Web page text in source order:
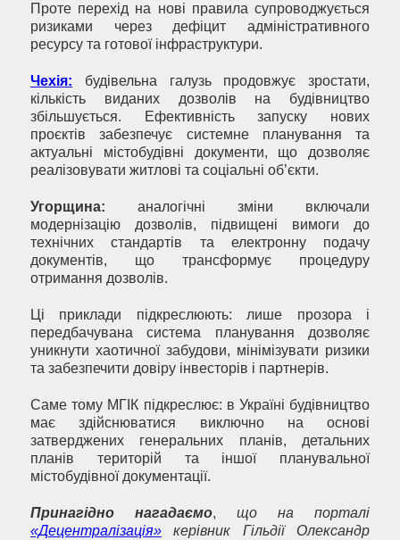
Проте перехід на нові правила супроводжується
ризиками через дефіцит адміністративного
ресурсу та готової інфраструктури.
Чехія: будівельна галузь продовжує зростати,
кількість виданих дозволів на будівництво
збільшується. Ефективність запуску нових
проєктів забезпечує системне планування та
актуальні містобудівні документи, що дозволяє
реалізовувати житлові та соціальні об’єкти.
Угорщина: аналогічні зміни включали
модернізацію дозволів, підвищені вимоги до
технічних стандартів та електронну подачу
документів, що трансформує процедуру
отримання дозволів.
Ці приклади підкреслюють: лише прозора і
передбачувана система планування дозволяє
уникнути хаотичної забудови, мінімізувати ризики
та забезпечити довіру інвесторів і партнерів.
Саме тому МГІК підкреслює: в Україні будівництво
має здійснюватися виключно на основі
затверджених генеральних планів, детальних
планів територій та іншої планувальної
містобудівної документації.
Принагідно нагадаємо, що на порталі
«Децентралізація» керівник Гільдії Олександр